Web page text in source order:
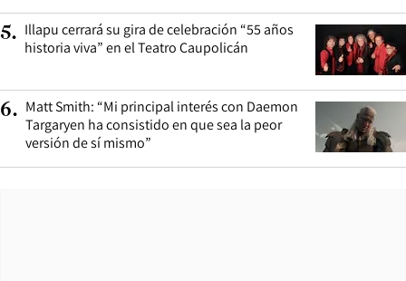
5. Illapu cerrará su gira de celebración “55 años
historia viva” en el Teatro Caupolicán
6. Matt Smith: “Mi principal interés con Daemon
Targaryen ha consistido en que sea la peor
versión de sí mismo”